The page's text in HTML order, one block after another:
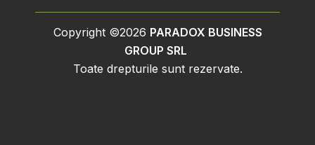
Copyright ©2026 PARADOX BUSINESS
GROUP SRL
Toate drepturile sunt rezervate.